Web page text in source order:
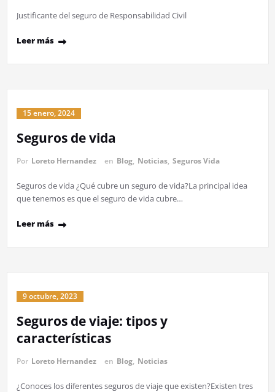
Justificante del seguro de Responsabilidad Civil
Leer más
15 enero, 2024
Seguros de vida
Por Loreto Hernandez en Blog, Noticias, Seguros Vida
Seguros de vida ¿Qué cubre un seguro de vida?La principal idea
que tenemos es que el seguro de vida cubre…
Leer más
9 octubre, 2023
Seguros de viaje: tipos y
características
Por Loreto Hernandez en Blog, Noticias
¿Conoces los diferentes seguros de viaje que existen?Existen tres